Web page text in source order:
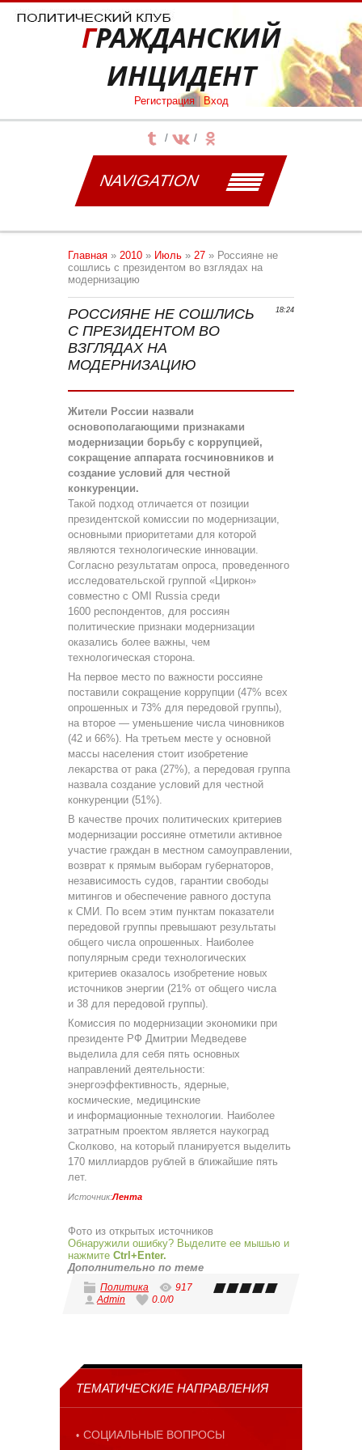
ГРАЖДАНСКИЙ
ИНЦИДЕНТ
Регистрация Вход
NAVIGATION
Главная » 2010 » Июль » 27 » Россияне не
сошлись с президентом во взглядах на
модернизацию
18:24
РОССИЯНЕ НЕ СОШЛИСЬ
С ПРЕЗИДЕНТОМ ВО
ВЗГЛЯДАХ НА
МОДЕРНИЗАЦИЮ
Жители России назвали
основополагающими признаками
модернизации борьбу с коррупцией,
сокращение аппарата госчиновников и
создание условий для честной
конкуренции.
Такой подход отличается от позиции
президентской комиссии по модернизации,
основными приоритетами для которой
являются технологические инновации.
Согласно результатам опроса, проведенного
исследовательской группой «Циркон»
совместно с OMI Russia среди
1600 респондентов, для россиян
политические признаки модернизации
оказались более важны, чем
технологическая сторона.
На первое место по важности россияне
поставили сокращение коррупции (47% всех
опрошенных и 73% для передовой группы),
на второе — уменьшение числа чиновников
(42 и 66%). На третьем месте у основной
массы населения стоит изобретение
лекарства от рака (27%), а передовая группа
назвала создание условий для честной
конкуренции (51%).
В качестве прочих политических критериев
модернизации россияне отметили активное
участие граждан в местном самоуправлении,
возврат к прямым выборам губернаторов,
независимость судов, гарантии свободы
митингов и обеспечение равного доступа
к СМИ. По всем этим пунктам показатели
передовой группы превышают результаты
общего числа опрошенных. Наиболее
популярным среди технологических
критериев оказалось изобретение новых
источников энергии (21% от общего числа
и 38 для передовой группы).
Комиссия по модернизации экономики при
президенте РФ Дмитрии Медведеве
выделила для себя пять основных
направлений деятельности:
энергоэффективность, ядерные,
космические, медицинские
и информационные технологии. Наиболее
затратным проектом является наукоград
Сколково, на который планируется выделить
170 миллиардов рублей в ближайшие пять
лет.
Источник:Лента
Фото из открытых источников
Обнаружили ошибку? Выделите ее мышью и
нажмите Ctrl+Enter.
Дополнительно по теме
Политика
917
Admin
0.0/0
ТЕМАТИЧЕСКИЕ НАПРАВЛЕНИЯ
СОЦИАЛЬНЫЕ ВОПРОСЫ